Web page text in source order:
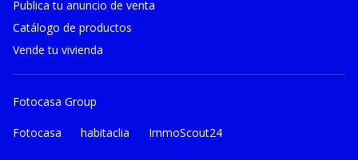
Publica tu anuncio de venta
Catálogo de productos
Vende tu vivienda
Fotocasa Group
Fotocasa habitaclia ImmoScout24